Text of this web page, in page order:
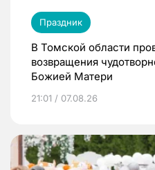
Праздник
В Томской области
возвращения
Божией Матери
21:01 / 07.08.26